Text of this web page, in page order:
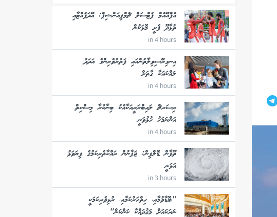
އެފްއޭއެމް ފުޓްސަލް ޗެމްޕިއަންޝިޕް: އޭދަފުއްޓާއި
ތުޅާދޫ ފެށީ މޮޅަކުން
in 4 hours
އިނގިރޭސިވިލާތުންއައި ފަތުރުވެރިންގެ އަދަދު
ލައްކައަކާ ގާތަށް
in 4 hours
ރިސަރޗް ލައިބްރަރީއަކާއެކު ބިނާކުރާ މިސްކިތް
އަންނަމަހު ހުޅުވަނީ
in 4 hours
ތޫފާން ޑޮލްފިން: ޖަޕާނުން ރައްކާތެރިކަމުގެ ފިޔަވަޅު
އަޅަނީ
in 3 hours
"ބޮޑާވުމާއި، ހިތްހަރުކަމާއި، ރުޅިވެރިކަމަކީ
ނަރަކައަށް މަގުދައްކާ ކަންކަން"